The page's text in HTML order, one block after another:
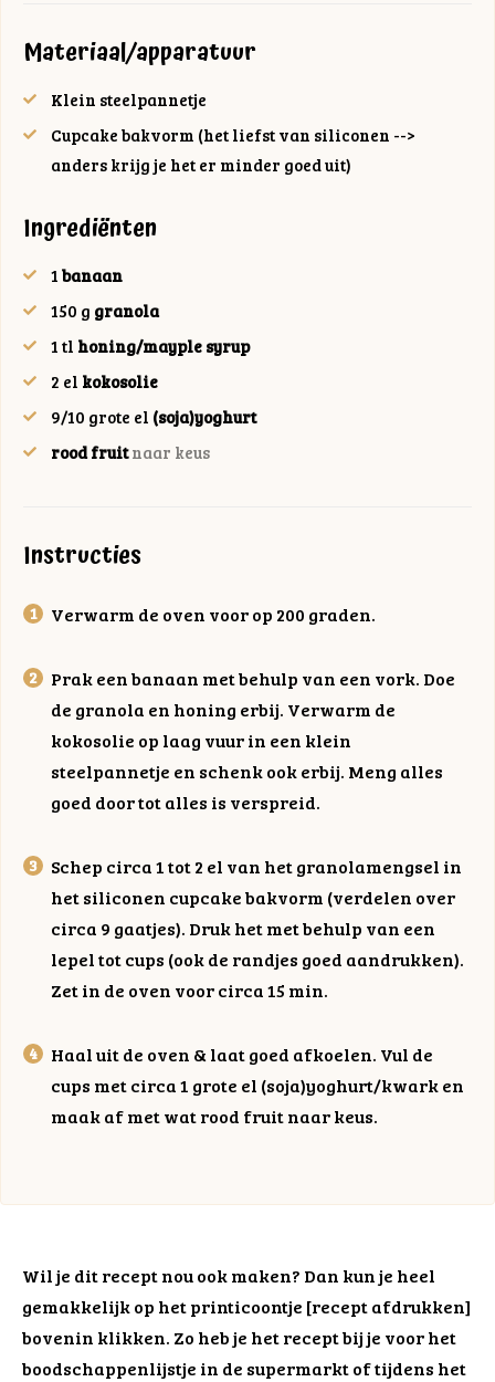
Materiaal/apparatuur
Klein steelpannetje
Cupcake bakvorm (het liefst van siliconen -->
anders krijg je het er minder goed uit)
Ingrediënten
1 banaan
150 g granola
1 tl honing/mayple syrup
2 el kokosolie
9/10 grote el (soja)yoghurt
rood fruit naar keus
Instructies
Verwarm de oven voor op 200 graden.
Prak een banaan met behulp van een vork. Doe
de granola en honing erbij. Verwarm de
kokosolie op laag vuur in een klein
steelpannetje en schenk ook erbij. Meng alles
goed door tot alles is verspreid.
Schep circa 1 tot 2 el van het granolamengsel in
het siliconen cupcake bakvorm (verdelen over
circa 9 gaatjes). Druk het met behulp van een
lepel tot cups (ook de randjes goed aandrukken).
Zet in de oven voor circa 15 min.
Haal uit de oven & laat goed afkoelen. Vul de
cups met circa 1 grote el (soja)yoghurt/kwark en
maak af met wat rood fruit naar keus.
Wil je dit recept nou ook maken? Dan kun je heel
gemakkelijk op het printicoontje [recept afdrukken]
bovenin klikken. Zo heb je het recept bij je voor het
boodschappenlijstje in de supermarkt of tijdens het